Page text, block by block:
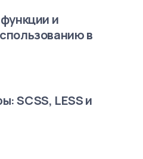
и
в
SCSS, LESS и